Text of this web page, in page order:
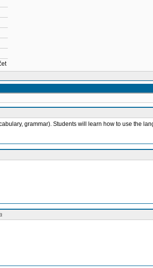
grammar). Students will learn how to use the